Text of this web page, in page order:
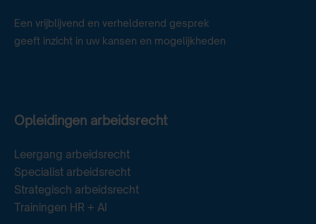
Een vrijblijvend en verhelderend gesprek
geeft inzicht in uw kansen en mogelijkheden
Opleidingen arbeidsrecht
Leergang arbeidsrecht
Specialist arbeidsrecht
Strategisch arbeidsrecht
Trainingen HR + AI